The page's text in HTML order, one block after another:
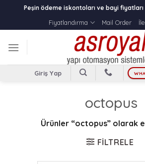
content
Peşin ödeme iskontoları ve bayi fiyatları
Fiyatlandırma
Mail Order
Giriş Yap
octopus
Ürünler “octopus” olarak
FILTRELE